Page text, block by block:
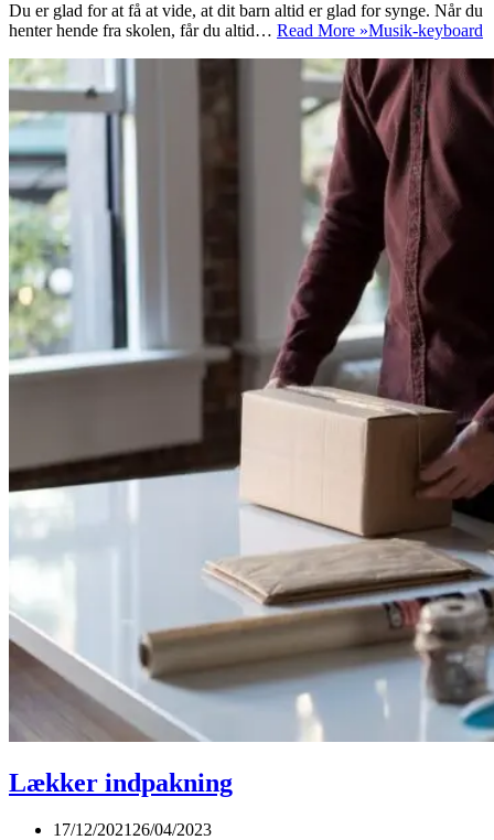
Du er glad for at få at vide, at dit barn altid er glad for synge. Når du
henter hende fra skolen, får du altid… Read More »Musik-keyboard
Lækker indpakning
17/12/2021 26/04/2023